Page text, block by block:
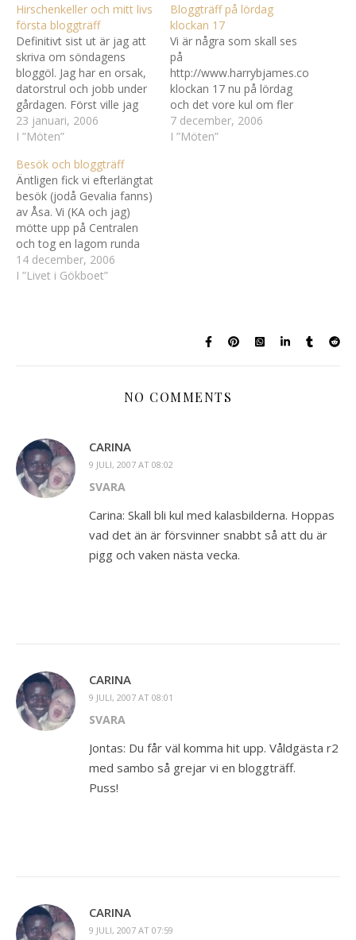
Hirschenkeller och mitt livs
första bloggträff
Definitivt sist ut är jag att
skriva om söndagens
bloggöl. Jag har en orsak,
datorstrul och jobb under
gårdagen. Först ville jag
inte alls gå utan det var KA
´s påhitt alltihopa och han
Ordbankaren men det gick
inte bra :(. Jag tvekade
ända tills jag såg…
23 januari, 2006
I ”Möten”
Bloggträff på lördag
klockan 17
Vi är några som skall ses
på
http://www.harrybjames.com/
klockan 17 nu på lördag
och det vore kul om fler
skulle dyka upp. För mer
info se Åsas blogg. Man
7 december, 2006
I ”Möten”
Besök och bloggträff
Äntligen fick vi efterlängtat
besök (jodå Gevalia fanns)
av Åsa. Vi (KA och jag)
mötte upp på Centralen
och tog en lagom runda
på stan med liten
shopping på
14 december, 2006
I ”Livet i Gökboet”
NO COMMENTS
CARINA
9 JULI, 2007 AT 08:02
SVARA
Carina: Skall bli kul med kalasbilderna. Hoppas
vad det än är försvinner snabbt så att du är
pigg och vaken nästa vecka.
CARINA
9 JULI, 2007 AT 08:01
SVARA
Jontas: Du får väl komma hit upp. Våldgästa r2
med sambo så grejar vi en bloggträff.
Puss!
CARINA
9 JULI, 2007 AT 07:59